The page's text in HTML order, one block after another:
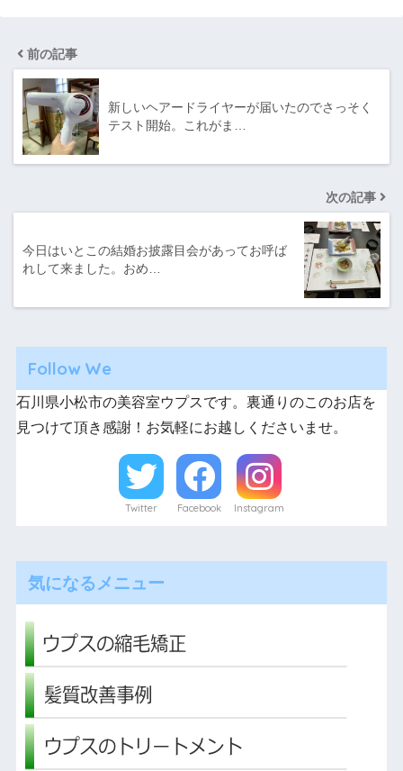
前の記事
新しいヘアードライヤーが届いたのでさっそく
テスト開始。これがま…
次の記事
今日はいとこの結婚お披露目会があってお呼ば
れして来ました。おめ…
Follow We
石川県小松市の美容室ウプスです。裏通りのこのお店を
見つけて頂き感謝！お気軽にお越しくださいませ。
Twitter Facebook Instagram
気になるメニュー